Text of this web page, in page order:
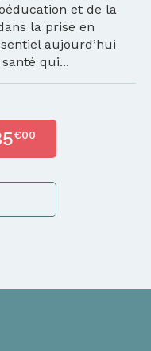
et de la
la prise en
aujourd’hui
qui...
€00